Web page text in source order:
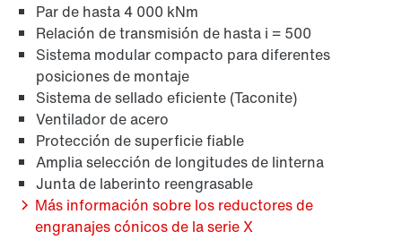
Par de hasta 4 000 kNm
Relación de transmisión de hasta i = 500
Sistema modular compacto para diferentes
posiciones de montaje
Sistema de sellado eficiente (Taconite)
Ventilador de acero
Protección de superficie fiable
Amplia selección de longitudes de linterna
Junta de laberinto reengrasable
Más información sobre los reductores de
engranajes cónicos de la serie X